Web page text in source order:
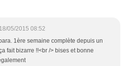
18/05/2015 08:52
1ère semaine complète depuis un
fait bizarre !!<br /> bises et bonne